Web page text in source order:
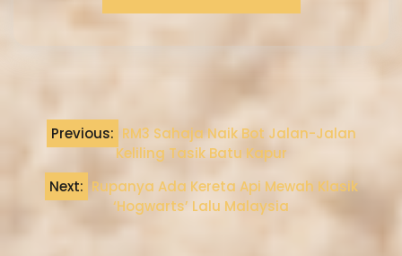
Previous: RM3 Sahaja Naik Bot Jalan-Jalan
Keliling Tasik Batu Kapur
Next: Rupanya Ada Kereta Api Mewah Klasik
‘Hogwarts’ Lalu Malaysia